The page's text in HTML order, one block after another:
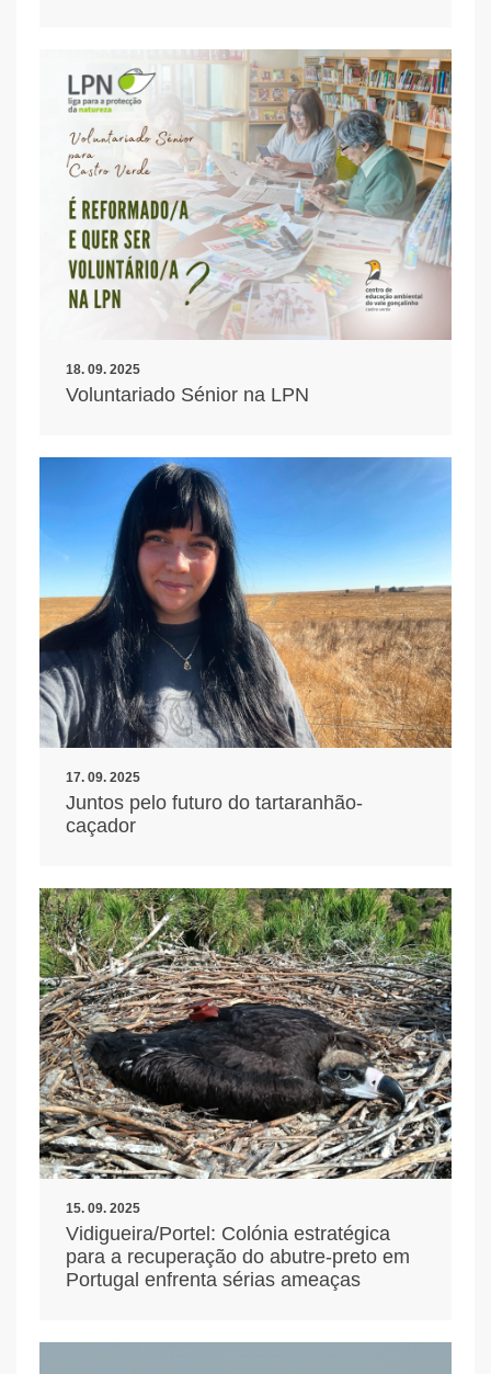
18. 09. 2025
Voluntariado Sénior na LPN
17. 09. 2025
Juntos pelo futuro do tartaranhão-
caçador
15. 09. 2025
Vidigueira/Portel: Colónia estratégica
para a recuperação do abutre-preto em
Portugal enfrenta sérias ameaças